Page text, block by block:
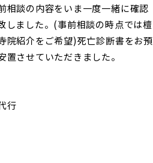
相談の内容をいま一度一緒に確認
しました。(事前相談の時点では檀
院紹介をご希望)死亡診断書をお預
させていただきました。
行